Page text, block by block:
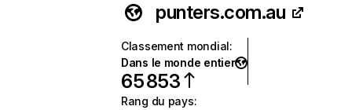
punters.com.au
Classement mondial:
Dans le monde entier
65 853
Rang du pays: